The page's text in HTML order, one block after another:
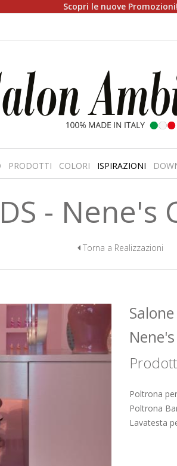
Scopri le nuove Promozioni!
PRODOTTI COLORI ISPIRAZIONI
-
Torna a Realizzazioni
Poltrona
Poltrona
Lavatesta